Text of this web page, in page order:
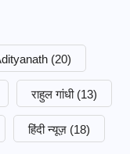
(20)
राहुल गांधी (13)
हिंदी न्यूज़ (18)